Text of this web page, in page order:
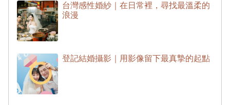
台灣感性婚紗｜在日常裡，尋找最溫柔的
浪漫
登記結婚攝影｜用影像留下最真摯的起點